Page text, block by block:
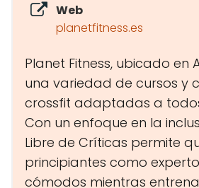
Web
planetfitness.es
Planet Fitness, ubicado en
una variedad de cursos y
crossfit adaptadas a
Con un enfoque en la
Libre de Críticas permite
principiantes como
cómodos mientras